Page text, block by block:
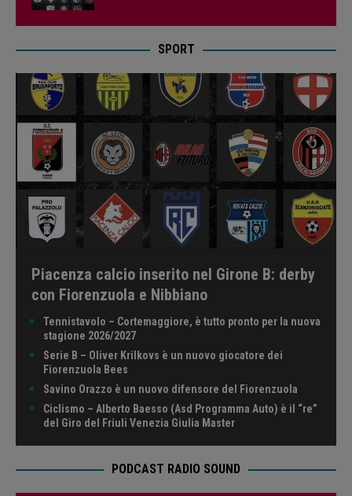
SPORT
Piacenza calcio inserito nel Girone B: derby
con Fiorenzuola e Nibbiano
Tennistavolo – Cortemaggiore, è tutto pronto per la nuova
stagione 2026/2027
Serie B – Oliver Krilkovs è un nuovo giocatore dei
Fiorenzuola Bees
Savino Orazzo è un nuovo difensore del Fiorenzuola
Ciclismo – Alberto Baesso (Asd Programma Auto) è il “re”
del Giro del Friuli Venezia Giulia Master
PODCAST RADIO SOUND